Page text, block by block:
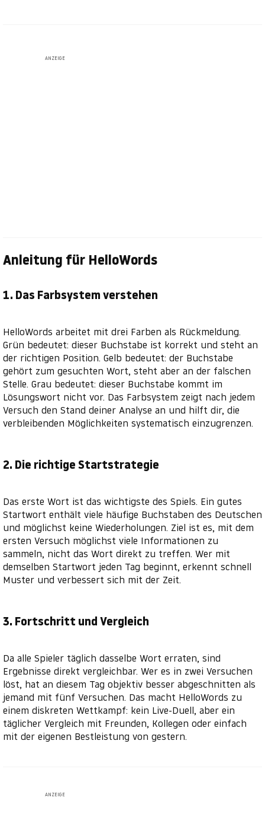
ANZEIGE
Anleitung für HelloWords
1. Das Farbsystem verstehen
HelloWords arbeitet mit drei Farben als Rückmeldung.
Grün bedeutet: dieser Buchstabe ist korrekt und steht an
der richtigen Position. Gelb bedeutet: der Buchstabe
gehört zum gesuchten Wort, steht aber an der falschen
Stelle. Grau bedeutet: dieser Buchstabe kommt im
Lösungswort nicht vor. Das Farbsystem zeigt nach jedem
Versuch den Stand deiner Analyse an und hilft dir, die
verbleibenden Möglichkeiten systematisch einzugrenzen.
2. Die richtige Startstrategie
Das erste Wort ist das wichtigste des Spiels. Ein gutes
Startwort enthält viele häufige Buchstaben des Deutschen
und möglichst keine Wiederholungen. Ziel ist es, mit dem
ersten Versuch möglichst viele Informationen zu
sammeln, nicht das Wort direkt zu treffen. Wer mit
demselben Startwort jeden Tag beginnt, erkennt schnell
Muster und verbessert sich mit der Zeit.
3. Fortschritt und Vergleich
Da alle Spieler täglich dasselbe Wort erraten, sind
Ergebnisse direkt vergleichbar. Wer es in zwei Versuchen
löst, hat an diesem Tag objektiv besser abgeschnitten als
jemand mit fünf Versuchen. Das macht HelloWords zu
einem diskreten Wettkampf: kein Live-Duell, aber ein
täglicher Vergleich mit Freunden, Kollegen oder einfach
mit der eigenen Bestleistung von gestern.
ANZEIGE